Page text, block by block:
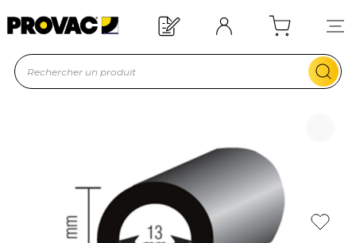
équipement ? Devis rapide !